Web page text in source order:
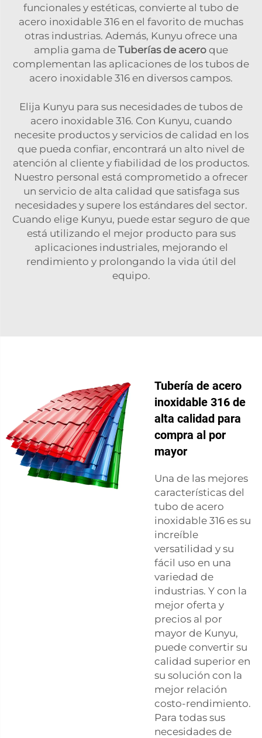
funcionales y estéticas, convierte al tubo de
acero inoxidable 316 en el favorito de muchas
otras industrias. Además, Kunyu ofrece una
amplia gama de Tuberías de acero que
complementan las aplicaciones de los tubos de
acero inoxidable 316 en diversos campos.
Elija Kunyu para sus necesidades de tubos de
acero inoxidable 316. Con Kunyu, cuando
necesite productos y servicios de calidad en los
que pueda confiar, encontrará un alto nivel de
atención al cliente y fiabilidad de los productos.
Nuestro personal está comprometido a ofrecer
un servicio de alta calidad que satisfaga sus
necesidades y supere los estándares del sector.
Cuando elige Kunyu, puede estar seguro de que
está utilizando el mejor producto para sus
aplicaciones industriales, mejorando el
rendimiento y prolongando la vida útil del
equipo.
Tubería de acero
inoxidable 316 de
alta calidad para
compra al por
mayor
Una de las mejores
características del
tubo de acero
inoxidable 316 es su
increíble
versatilidad y su
fácil uso en una
variedad de
industrias. Y con la
mejor oferta y
precios al por
mayor de Kunyu,
puede convertir su
calidad superior en
su solución con la
mejor relación
costo-rendimiento.
Para todas sus
necesidades de